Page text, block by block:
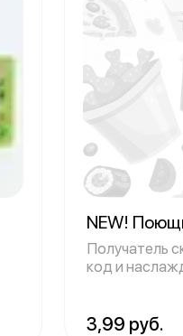
NEW!
Получатель
код и
3,99 руб.